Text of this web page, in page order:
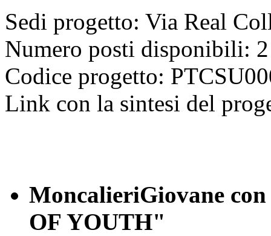
Sedi progetto: Via Real
Numero posti disponibili: 2
Codice progetto:
Link con la sintesi del
MoncalieriGiovane
OF YOUTH"